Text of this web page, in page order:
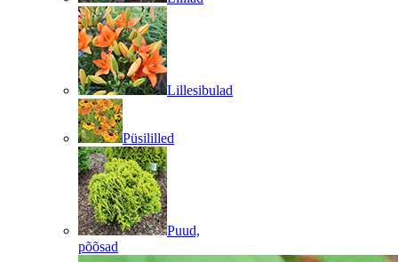
Lillesibulad
Püsililled
Puud,
põõsad